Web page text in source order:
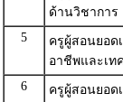
ด้านวิชาการ
5
ครูผู้สอนยอด
อาชีพและเท
6
ครูผู้สอนยอด